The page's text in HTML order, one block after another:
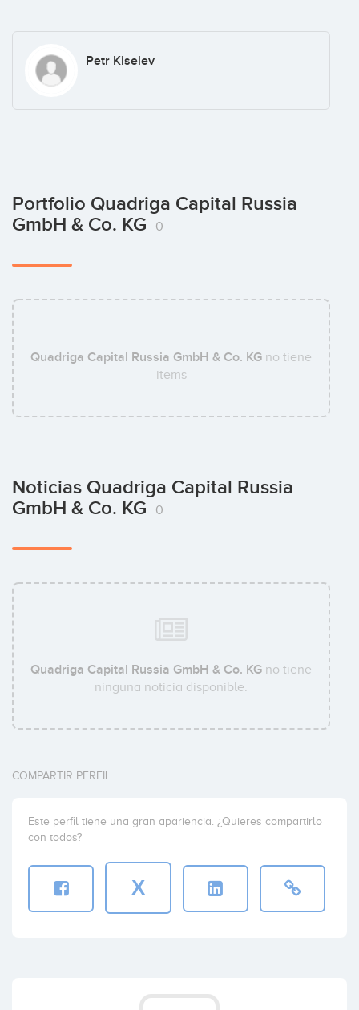
Petr Kiselev
Portfolio Quadriga Capital Russia
GmbH & Co. KG
0
Quadriga Capital Russia GmbH & Co. KG no tiene
items
Noticias Quadriga Capital Russia
GmbH & Co. KG
0
Quadriga Capital Russia GmbH & Co. KG no tiene
ninguna noticia disponible.
COMPARTIR PERFIL
Este perfil tiene una gran apariencia. ¿Quieres compartirlo
con todos?
X